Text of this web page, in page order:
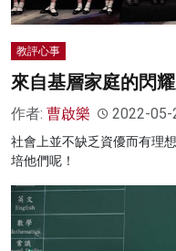
教評心事
來自基層家庭的閃
作者: 曹啟樂 2022-05-
社會上並不缺乏資優而有理
培他們呢！